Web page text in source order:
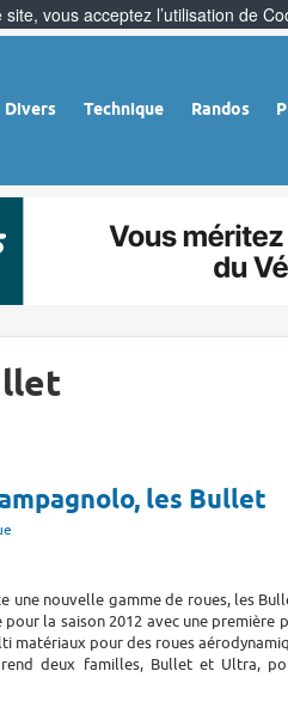
Divers Technique Randos
les Bullet
une nouvelle gamme de roues, les
la saison 2012 avec une première
matériaux pour des roues
deux familles, Bullet et Ultra,
vous acceptez l’utilisation de